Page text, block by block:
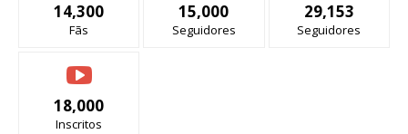
14,300
Fãs
15,000
Seguidores
29,153
Seguidores
18,000
Inscritos